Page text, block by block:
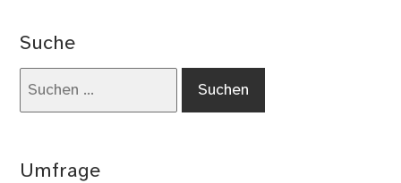
Suche
Umfrage